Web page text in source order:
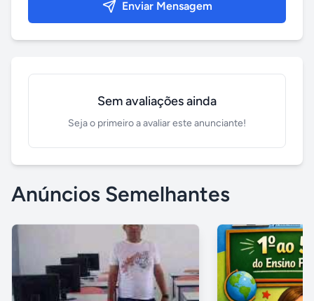
Enviar Mensagem
Sem avaliações ainda
Seja o primeiro a avaliar este anunciante!
Anúncios Semelhantes